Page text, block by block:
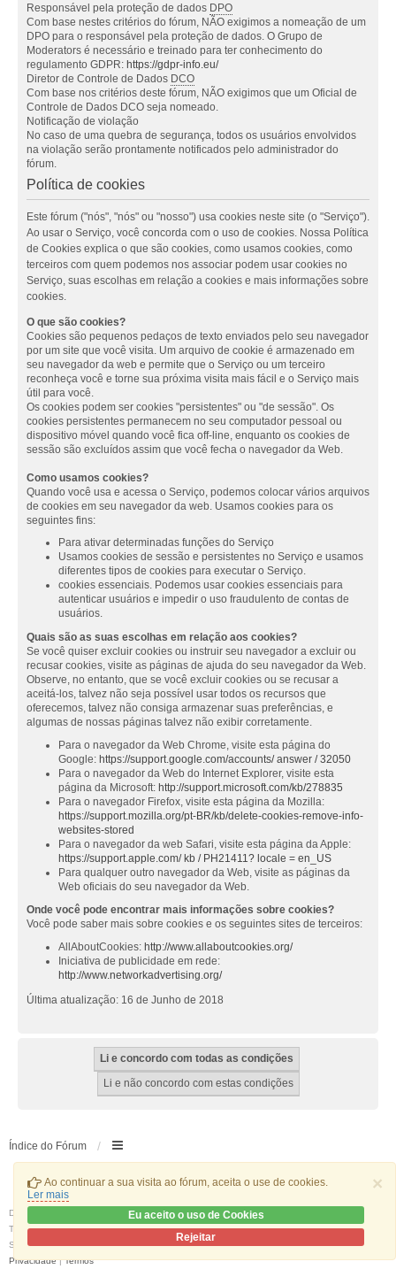
×
Ao continuar a sua visita ao fórum, aceita o use de cookies.
Ler mais
Eu aceito o uso de Cookies
Rejeitar
Responsável pela proteção de dados DPO
Com base nestes critérios do fórum, NÃO exigimos a nomeação de um
DPO para o responsável pela proteção de dados. O Grupo de
Moderators é necessário e treinado para ter conhecimento do
regulamento GDPR: https://gdpr-info.eu/
Diretor de Controle de Dados DCO
Com base nos critérios deste fórum, NÃO exigimos que um Oficial de
Controle de Dados DCO seja nomeado.
Notificação de violação
No caso de uma quebra de segurança, todos os usuários envolvidos
na violação serão prontamente notificados pelo administrador do
fórum.
Política de cookies
Este fórum ("nós", "nós" ou "nosso") usa cookies neste site (o "Serviço").
Ao usar o Serviço, você concorda com o uso de cookies. Nossa Política
de Cookies explica o que são cookies, como usamos cookies, como
terceiros com quem podemos nos associar podem usar cookies no
Serviço, suas escolhas em relação a cookies e mais informações sobre
cookies.
O que são cookies?
Cookies são pequenos pedaços de texto enviados pelo seu navegador
por um site que você visita. Um arquivo de cookie é armazenado em
seu navegador da web e permite que o Serviço ou um terceiro
reconheça você e torne sua próxima visita mais fácil e o Serviço mais
útil para você.
Os cookies podem ser cookies "persistentes" ou "de sessão". Os
cookies persistentes permanecem no seu computador pessoal ou
dispositivo móvel quando você fica off-line, enquanto os cookies de
sessão são excluídos assim que você fecha o navegador da Web.
Como usamos cookies?
Quando você usa e acessa o Serviço, podemos colocar vários arquivos
de cookies em seu navegador da web. Usamos cookies para os
seguintes fins:
Para ativar determinadas funções do Serviço
Usamos cookies de sessão e persistentes no Serviço e usamos
diferentes tipos de cookies para executar o Serviço.
cookies essenciais. Podemos usar cookies essenciais para
autenticar usuários e impedir o uso fraudulento de contas de
usuários.
Quais são as suas escolhas em relação aos cookies?
Se você quiser excluir cookies ou instruir seu navegador a excluir ou
recusar cookies, visite as páginas de ajuda do seu navegador da Web.
Observe, no entanto, que se você excluir cookies ou se recusar a
aceitá-los, talvez não seja possível usar todos os recursos que
oferecemos, talvez não consiga armazenar suas preferências, e
algumas de nossas páginas talvez não exibir corretamente.
Para o navegador da Web Chrome, visite esta página do
Google: https://support.google.com/accounts/ answer / 32050
Para o navegador da Web do Internet Explorer, visite esta
página da Microsoft: http://support.microsoft.com/kb/278835
Para o navegador Firefox, visite esta página da Mozilla:
https://support.mozilla.org/pt-BR/kb/delete-cookies-remove-info-
websites-stored
Para o navegador da web Safari, visite esta página da Apple:
https://support.apple.com/ kb / PH21411? locale = en_US
Para qualquer outro navegador da Web, visite as páginas da
Web oficiais do seu navegador da Web.
Onde você pode encontrar mais informações sobre cookies?
Você pode saber mais sobre cookies e os seguintes sites de terceiros:
AllAboutCookies: http://www.allaboutcookies.org/
Iniciativa de publicidade em rede:
http://www.networkadvertising.org/
Última atualização: 16 de Junho de 2018
Índice do Fórum
Desenvolvido por
® Forum Software © phpBB Limited
Traduzido por:phpBB Portugal
Stylewe_universalcreated by INVENTEA & v12mike
Privacidade|Termos